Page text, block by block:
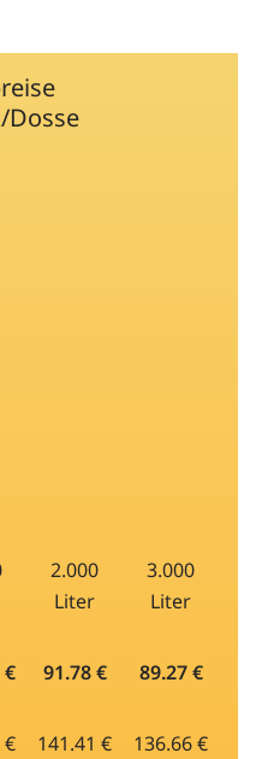
2.000
Liter
3.000
Liter
€ 91.78 € 89.27 €
€ 141.41 € 136.66 €